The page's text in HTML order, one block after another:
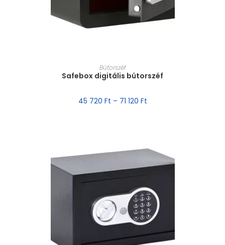
MÉRET VÁLASZTÁSA
Bútorszéf
Safebox digitális bútorszéf
45 720 Ft – 71 120 Ft